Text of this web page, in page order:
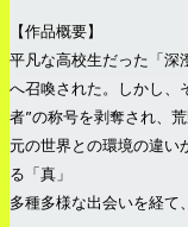
【作品概要】
平凡な高校生だった「深
へ召喚された。しかし、
者”の称号を剥奪され、
元の世界との環境の違い
る「真」
多種多様な出会いを経